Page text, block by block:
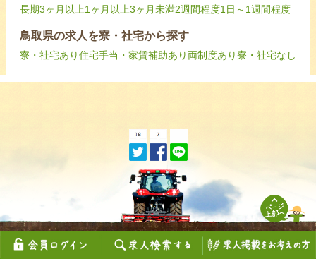
長期3ヶ月以上1ヶ月以上3ヶ月未満2週間程度1日～1週間程度
鳥取県の求人を寮・社宅から探す
寮・社宅あり住宅手当・家賃補助あり 両制度あり寮・社宅なし